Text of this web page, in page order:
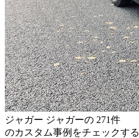
ジャガー ジャガーの 271件
のカスタム事例をチェックする